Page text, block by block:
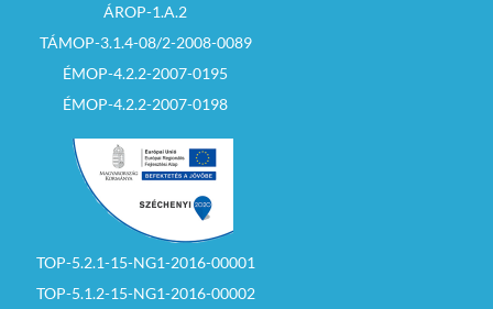
ÁROP-1.A.2
TÁMOP-3.1.4-08/2-2008-0089
ÉMOP-4.2.2-2007-0195
ÉMOP-4.2.2-2007-0198
TOP-5.2.1-15-NG1-2016-00001
TOP-5.1.2-15-NG1-2016-00002